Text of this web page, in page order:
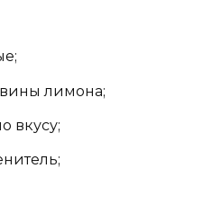
лимона;
вкусу;